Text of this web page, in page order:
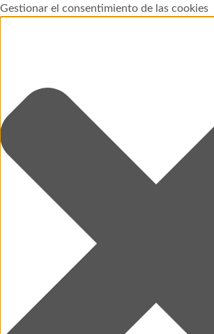
Gestionar el consentimiento de las cookies